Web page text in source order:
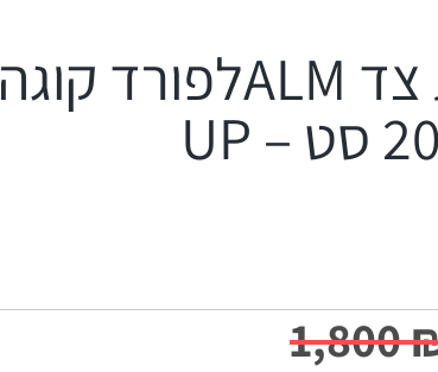
מדרכות צד ALMלפורד קוגה
1,800